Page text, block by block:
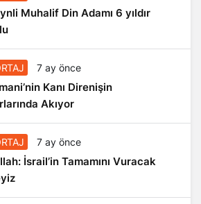
Muhalif Din Adamı 6 yıldır
7 ay önce
Kanı Direnişin
Akıyor
7 ay önce
İsrail’in Tamamını Vuracak